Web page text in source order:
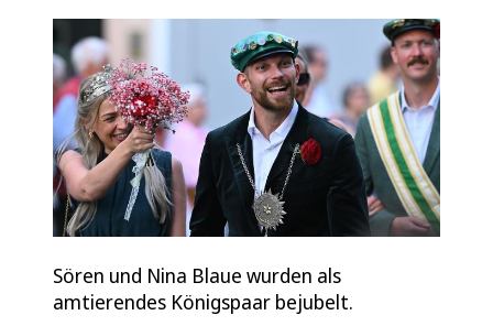
Sören und Nina Blaue wurden als
amtierendes Königspaar bejubelt.